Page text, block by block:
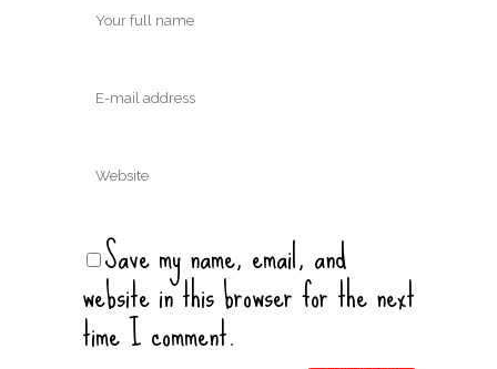
Save my name, email, and
website in this browser for the next
time I comment.